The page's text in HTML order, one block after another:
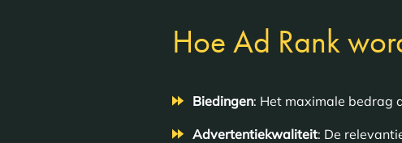
Hoe Ad Rank
Biedingen: Het maximale bedrag
Advertentiekwaliteit: De